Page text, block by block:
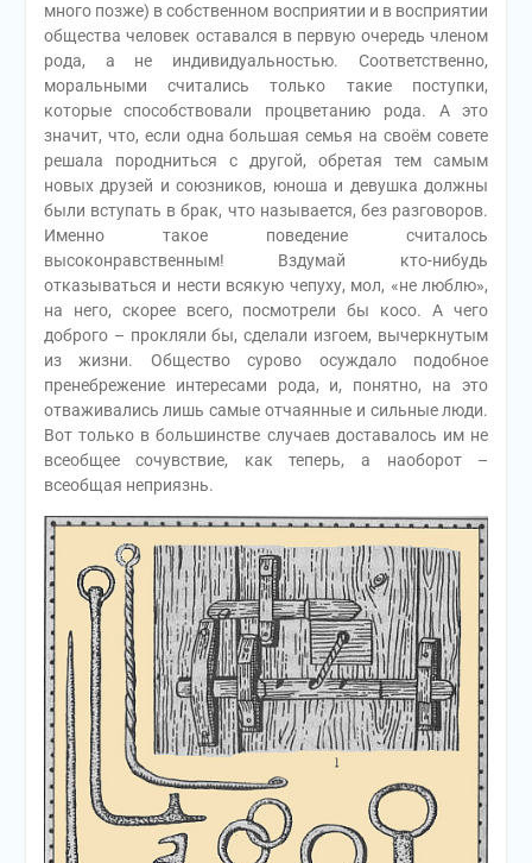
много позже) в собственном восприятии и в восприятии
общества человек оставался в первую очередь членом
рода, а не индивидуальностью. Соответственно,
моральными считались только такие поступки,
которые способствовали процветанию рода. А это
значит, что, если одна большая семья на своём совете
решала породниться с другой, обретая тем самым
новых друзей и союзников, юноша и девушка должны
были вступать в брак, что называется, без разговоров.
Именно такое поведение считалось
высоконравственным! Вздумай кто-нибудь
отказываться и нести всякую чепуху, мол, «не люблю»,
на него, скорее всего, посмотрели бы косо. А чего
доброго – прокляли бы, сделали изгоем, вычеркнутым
из жизни. Общество сурово осуждало подобное
пренебрежение интересами рода, и, понятно, на это
отваживались лишь самые отчаянные и сильные люди.
Вот только в большинстве случаев доставалось им не
всеобщее сочувствие, как теперь, а наоборот –
всеобщая неприязнь.